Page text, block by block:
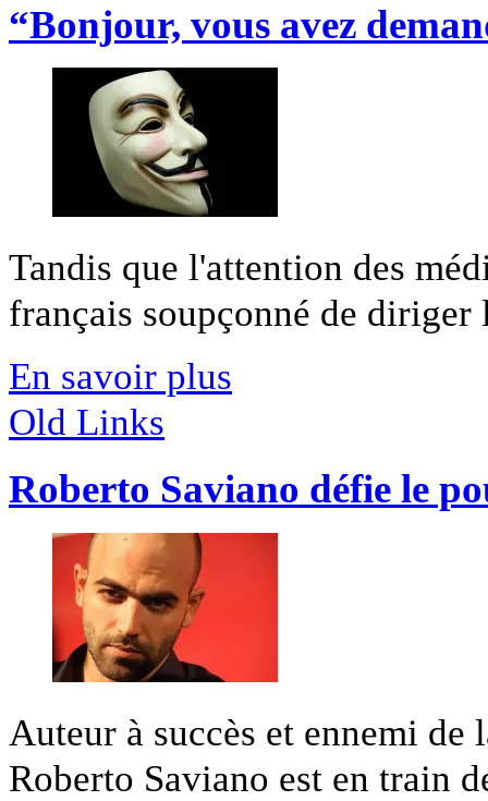
“Bonjour, vous avez
Tandis que l'attention des
français soupçonné de
En savoir plus
Old Links
Roberto Saviano défie le
Auteur à succès et ennemi
Roberto Saviano est en train